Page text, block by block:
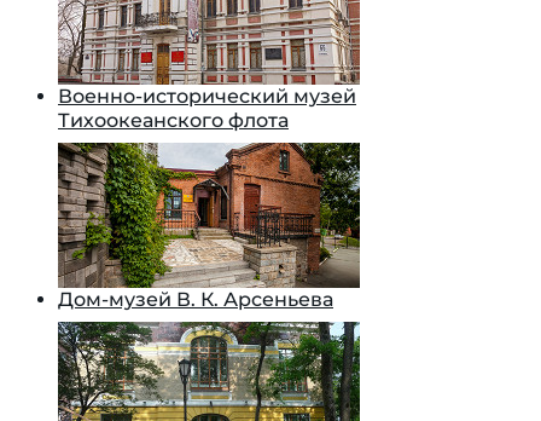
Военно-исторический музей
Тихоокеанского флота
Дом-музей В. К. Арсеньева